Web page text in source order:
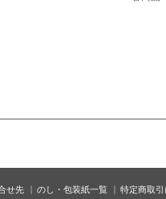
せ先 のし・包装紙一覧 特定商取